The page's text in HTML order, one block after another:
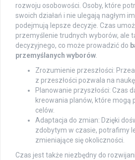
rozwoju osobowości. Osoby, które
swoich działań i nie ulegają nagłym
podejmują lepsze decyzje. Czas
przemyślenie trudnych wyborów, ale
decyzyjnego, co może prowadzić do
przemyślanych wyborów.
Zrozumienie przeszłości:
z przeszłości pozwala na
Planowanie przyszłości: Czas
kreowania planów, które mogą
celów.
Adaptacja do zmian: Dzięki
zdobytym w czasie, potrafimy
zmieniające się okoliczności.
Czas jest także niezbędny do